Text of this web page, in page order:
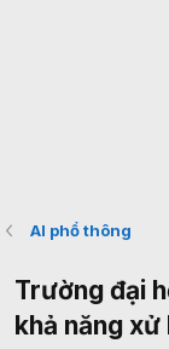
AI phổ thông
Trường đại
khả năng